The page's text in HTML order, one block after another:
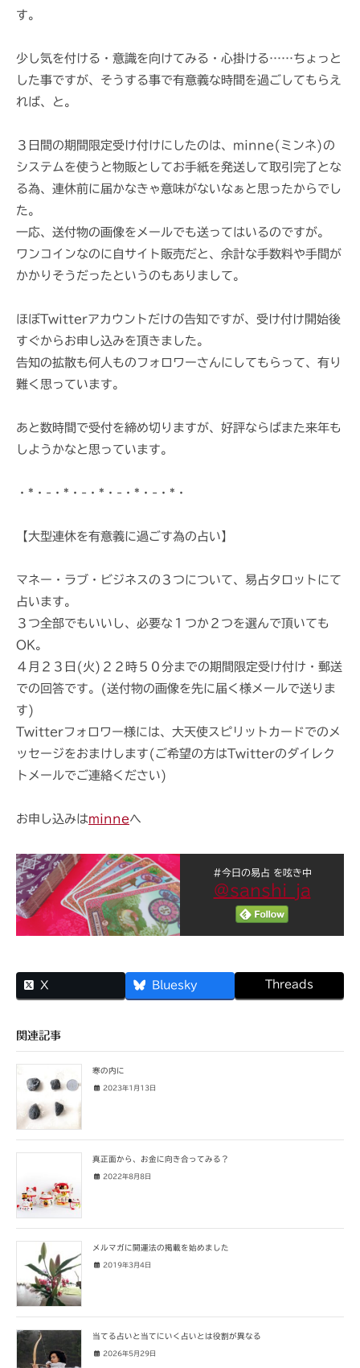
す。
少し気を付ける・意識を向けてみる・心掛ける……ちょっと
した事ですが、そうする事で有意義な時間を過ごしてもらえ
れば、と。
３日間の期間限定受け付けにしたのは、minne(ミンネ)の
システムを使うと物販としてお手紙を発送して取引完了とな
る為、連休前に届かなきゃ意味がないなぁと思ったからでし
た。
一応、送付物の画像をメールでも送ってはいるのですが。
ワンコインなのに自サイト販売だと、余計な手数料や手間が
かかりそうだったというのもありまして。
ほぼTwitterアカウントだけの告知ですが、受け付け開始後
すぐからお申し込みを頂きました。
告知の拡散も何人ものフォロワーさんにしてもらって、有り
難く思っています。
あと数時間で受付を締め切りますが、好評ならばまた来年も
しようかなと思っています。
・*・-・*・-・*・-・*・-・*・
【大型連休を有意義に過ごす為の占い】
マネー・ラブ・ビジネスの３つについて、易占タロットにて
占います。
３つ全部でもいいし、必要な１つか２つを選んで頂いても
OK。
４月２３日(火)２２時５０分までの期間限定受け付け・郵送
での回答です。(送付物の画像を先に届く様メールで送りま
す)
Twitterフォロワー様には、大天使スピリットカードでのメ
ッセージをおまけします(ご希望の方はTwitterのダイレク
トメールでご連絡ください)
お申し込みはminneへ
#今日の易占 を呟き中
@sanshi_ja
X Bluesky Threads
関連記事
寒の内に
2023年1月13日
真正面から、お金に向き合ってみる？
2022年8月8日
メルマガに開運法の掲載を始めました
2019年3月4日
当てる占いと当てにいく占いとは役割が異なる
2026年5月29日